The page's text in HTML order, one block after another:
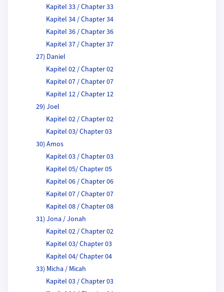
Kapitel 33 / Chapter 33
Kapitel 34 / Chapter 34
Kapitel 36 / Chapter 36
Kapitel 37 / Chapter 37
27) Daniel
Kapitel 02 / Chapter 02
Kapitel 07 / Chapter 07
Kapitel 12 / Chapter 12
29) Joel
Kapitel 02 / Chapter 02
Kapitel 03/ Chapter 03
30) Amos
Kapitel 03 / Chapter 03
Kapitel 05/ Chapter 05
Kapitel 06 / Chapter 06
Kapitel 07 / Chapter 07
Kapitel 08 / Chapter 08
31) Jona / Jonah
Kapitel 02 / Chapter 02
Kapitel 03/ Chapter 03
Kapitel 04/ Chapter 04
33) Micha / Micah
Kapitel 03 / Chapter 03